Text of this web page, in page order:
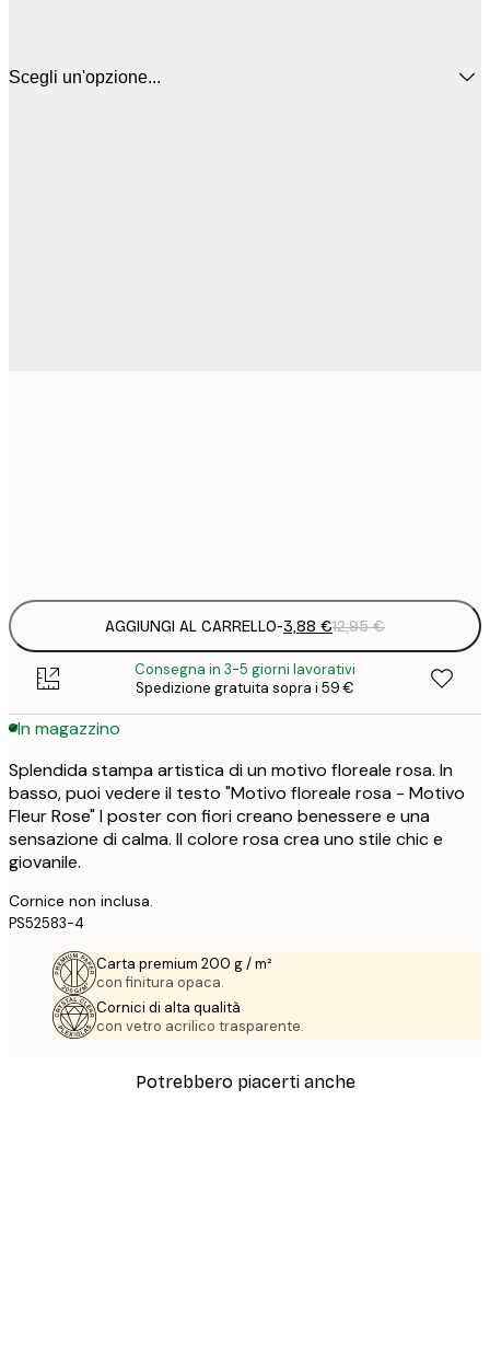
Scegli un'opzione...
AGGIUNGI AL CARRELLO-3,88 €12,95 €
Consegna in 3-5 giorni lavorativi
Spedizione gratuita sopra i 59 €
In magazzino
Splendida stampa artistica di un motivo floreale rosa. In
basso, puoi vedere il testo "Motivo floreale rosa - Motivo
Fleur Rose" I poster con fiori creano benessere e una
sensazione di calma. Il colore rosa crea uno stile chic e
giovanile.
Cornice non inclusa.
PS52583-4
Carta premium 200 g / m²
con finitura opaca.
Cornici di alta qualità
con vetro acrilico trasparente.
Potrebbero piacerti anche